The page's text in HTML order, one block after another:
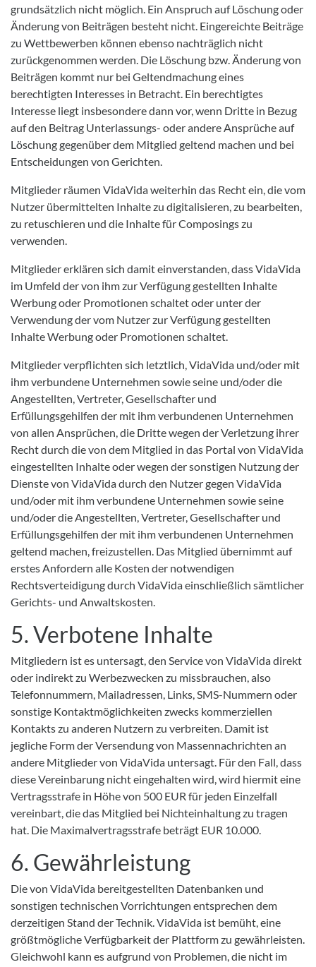
grundsätzlich nicht möglich. Ein Anspruch auf Löschung oder
Änderung von Beiträgen besteht nicht. Eingereichte Beiträge
zu Wettbewerben können ebenso nachträglich nicht
zurückgenommen werden. Die Löschung bzw. Änderung von
Beiträgen kommt nur bei Geltendmachung eines
berechtigten Interesses in Betracht. Ein berechtigtes
Interesse liegt insbesondere dann vor, wenn Dritte in Bezug
auf den Beitrag Unterlassungs- oder andere Ansprüche auf
Löschung gegenüber dem Mitglied geltend machen und bei
Entscheidungen von Gerichten.
Mitglieder räumen VidaVida weiterhin das Recht ein, die vom
Nutzer übermittelten Inhalte zu digitalisieren, zu bearbeiten,
zu retuschieren und die Inhalte für Composings zu
verwenden.
Mitglieder erklären sich damit einverstanden, dass VidaVida
im Umfeld der von ihm zur Verfügung gestellten Inhalte
Werbung oder Promotionen schaltet oder unter der
Verwendung der vom Nutzer zur Verfügung gestellten
Inhalte Werbung oder Promotionen schaltet.
Mitglieder verpflichten sich letztlich, VidaVida und/oder mit
ihm verbundene Unternehmen sowie seine und/oder die
Angestellten, Vertreter, Gesellschafter und
Erfüllungsgehilfen der mit ihm verbundenen Unternehmen
von allen Ansprüchen, die Dritte wegen der Verletzung ihrer
Recht durch die von dem Mitglied in das Portal von VidaVida
eingestellten Inhalte oder wegen der sonstigen Nutzung der
Dienste von VidaVida durch den Nutzer gegen VidaVida
und/oder mit ihm verbundene Unternehmen sowie seine
und/oder die Angestellten, Vertreter, Gesellschafter und
Erfüllungsgehilfen der mit ihm verbundenen Unternehmen
geltend machen, freizustellen. Das Mitglied übernimmt auf
erstes Anfordern alle Kosten der notwendigen
Rechtsverteidigung durch VidaVida einschließlich sämtlicher
Gerichts- und Anwaltskosten.
5. Verbotene Inhalte
Mitgliedern ist es untersagt, den Service von VidaVida direkt
oder indirekt zu Werbezwecken zu missbrauchen, also
Telefonnummern, Mailadressen, Links, SMS-Nummern oder
sonstige Kontaktmöglichkeiten zwecks kommerziellen
Kontakts zu anderen Nutzern zu verbreiten. Damit ist
jegliche Form der Versendung von Massennachrichten an
andere Mitglieder von VidaVida untersagt. Für den Fall, dass
diese Vereinbarung nicht eingehalten wird, wird hiermit eine
Vertragsstrafe in Höhe von 500 EUR für jeden Einzelfall
vereinbart, die das Mitglied bei Nichteinhaltung zu tragen
hat. Die Maximalvertragsstrafe beträgt EUR 10.000.
6. Gewährleistung
Die von VidaVida bereitgestellten Datenbanken und
sonstigen technischen Vorrichtungen entsprechen dem
derzeitigen Stand der Technik. VidaVida ist bemüht, eine
größtmögliche Verfügbarkeit der Plattform zu gewährleisten.
Gleichwohl kann es aufgrund von Problemen, die nicht im